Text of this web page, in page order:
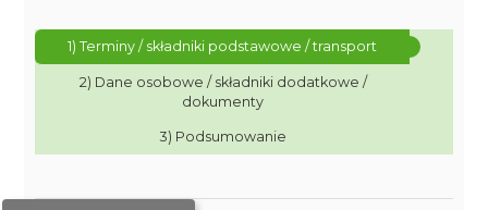
1) Terminy / składniki podstawowe / transport
2) Dane osobowe / składniki dodatkowe /
dokumenty
3) Podsumowanie